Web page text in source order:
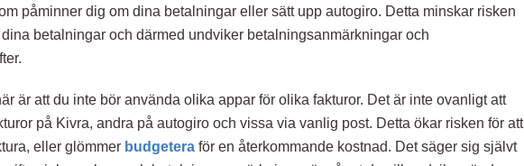
påminner dig om dina betalningar eller sätt upp autogiro. Detta minskar risken
betalningar och därmed undviker betalningsanmärkningar och
är att du inte bör använda olika appar för olika fakturor. Det är inte ovanligt att
på Kivra, andra på autogiro och vissa via vanlig post. Detta ökar risken för att
eller glömmer budgetera för en återkommande kostnad. Det säger sig självt